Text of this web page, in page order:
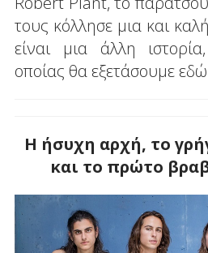
τους κόλλησε μια και
είναι μια άλλη
οποίας θα εξετάσουμε
Η ήσυχη αρχή, το
και το πρώτο